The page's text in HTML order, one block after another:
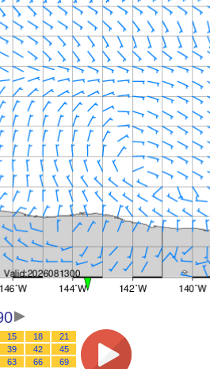
15 18
21
39 42
45
63 66
69